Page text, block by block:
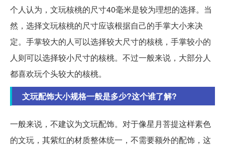
个人认为，文玩核桃的尺寸40毫米是较为理想的选择。当
然，选择文玩核桃的尺寸应该根据自己的手掌大小来决
定。手掌较大的人可以选择较大尺寸的核桃，手掌较小的
人则可以选择较小尺寸的核桃。不过一般来说，大部分人
都喜欢玩个头较大的核桃。
文玩配饰大小规格一般是多少?这个谁了解?
一般来说，不建议为文玩配饰。对于像星月菩提这样素色
的文玩，其紫红的材质整体统一，不需要额外的配饰，这